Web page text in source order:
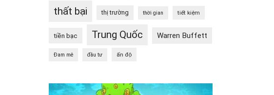
thất bại thị trường thời gian tiết kiệm
tiền bạc Trung Quốc Warren Buffett
Đam mê đầu tư ấn độ